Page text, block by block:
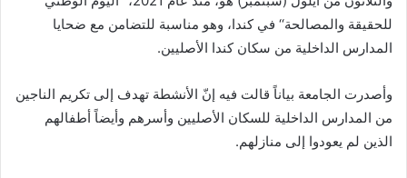
للحقيقة والمصالحة‘‘ في كندا، وهو مناسبة للتضامن مع ضحايا
المدارس الداخلية من سكان كندا الأصليين.
وأصدرت الجامعة بياناً قالت فيه إنّ الأنشطة تهدف إلى تكريم الناجين
من المدارس الداخلية للسكان الأصليين وأسرهم وأيضاً أطفالهم
الذين لم يعودوا إلى منازلهم.